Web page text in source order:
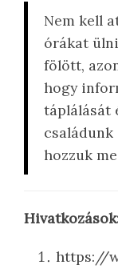
Nem kell
órákat
fölött,
hogy
táplálását
hozzuk
https://